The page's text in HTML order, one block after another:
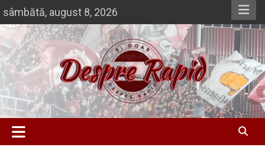
Skip
to
content
sâmbătă, august 8, 2026
Despre Rapid
Si doar … despre Rapid